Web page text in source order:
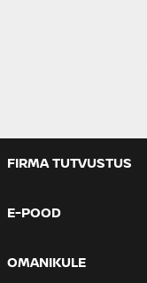
FIRMA TUTVUSTUS
E-POOD
OMANIKULE